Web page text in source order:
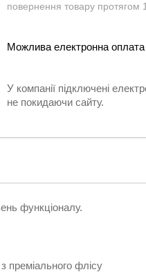
повернення товару протягом
У компанії підключені
не покидаючи сайту.
функціоналу.
з преміального флісу